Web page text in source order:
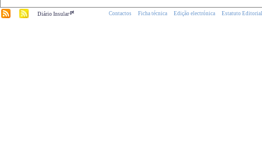
Diário Insular.pt Contactos Ficha técnica Edição electrónica Estatuto Editorial